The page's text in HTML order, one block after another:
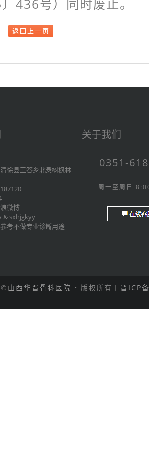
〕436号）同时废止。
返回上一页
徐县王答乡北录树枫林
微博
& sxhjgkyy
考不做专业诊断用途
关于我们
0351-
周一至周日
山西华晋骨科医院 • 版权所有丨 晋ICP